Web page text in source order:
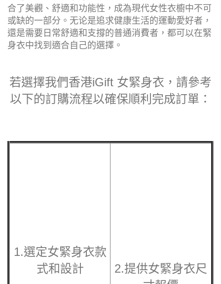
若選擇我們香港iGift 女緊身衣，請參考
以下的訂購流程以確保順利完成訂單：
需的款式和設
計，若暫時無法決
式、設計和數量